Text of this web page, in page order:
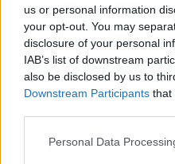
us or personal information
your opt-out. You may
disclosure of your personal
IAB’s list of downstream
also be disclosed by us to
Downstream Participants that
Please note that this
Personal Data
Kövess minket, és
Facebookon is!